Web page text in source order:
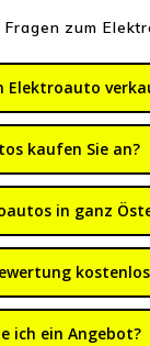
zum
Elektroauto
kaufen Sie an?
in ganz
ich ein Angebot?